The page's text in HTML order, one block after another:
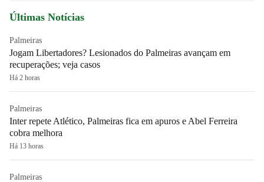
Últimas Notícias
Palmeiras
Jogam Libertadores? Lesionados do Palmeiras avançam em
recuperações; veja casos
Há 2 horas
Palmeiras
Inter repete Atlético, Palmeiras fica em apuros e Abel Ferreira
cobra melhora
Há 13 horas
Palmeiras